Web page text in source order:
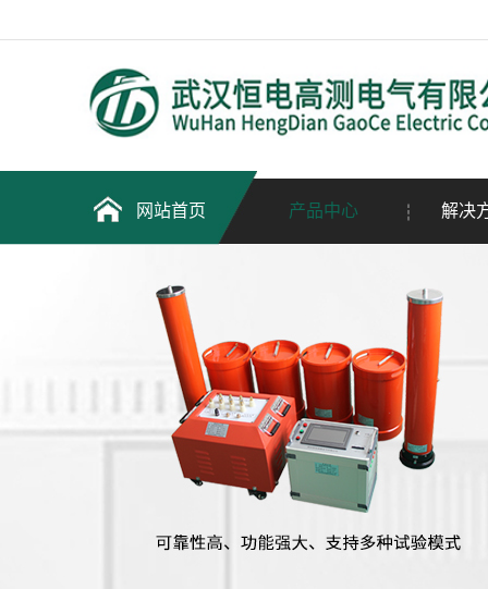
网站首页 产品中心 解决